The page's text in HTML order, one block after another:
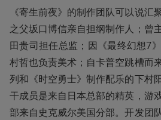
《寄生前夜》的制作团队可以说汇
之父坂口博信亲自担纲制作人；曾
田贵司担任总监；因《最终幻想7
村哲也负责美术；自卡普空跳槽而
列和《时空勇士》制作配乐的下村
干成员是来自日本总部的精英，游
部来自史克威尔美国分部。开发团